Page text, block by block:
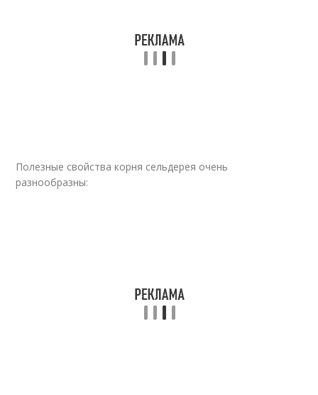
Сельдерей с семгой
Полезные свойства корня сельдерея очень
разнообразны: